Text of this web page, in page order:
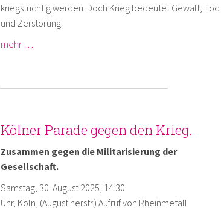
kriegstüchtig werden. Doch Krieg bedeutet Gewalt, Tod
und Zerstörung.
mehr …
Kölner Parade gegen den Krieg.
Zusammen gegen die Militarisierung der
Gesellschaft.
Samstag, 30. August 2025, 14.30
Uhr, Köln, (Augustinerstr.) Aufruf von Rheinmetall